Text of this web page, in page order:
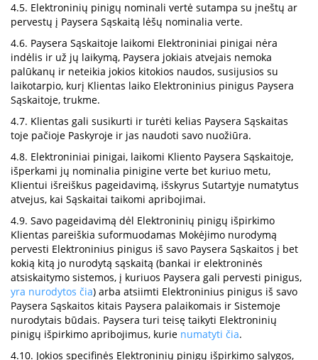
4.5. Elektroninių pinigų nominali vertė sutampa su įneštų ar
pervestų į Paysera Sąskaitą lėšų nominalia verte.
4.6. Paysera Sąskaitoje laikomi Elektroniniai pinigai nėra
indėlis ir už jų laikymą, Paysera jokiais atvejais nemoka
palūkanų ir neteikia jokios kitokios naudos, susijusios su
laikotarpio, kurį Klientas laiko Elektroninius pinigus Paysera
Sąskaitoje, trukme.
4.7. Klientas gali susikurti ir turėti kelias Paysera Sąskaitas
toje pačioje Paskyroje ir jas naudoti savo nuožiūra.
4.8. Elektroniniai pinigai, laikomi Kliento Paysera Sąskaitoje,
išperkami jų nominalia pinigine verte bet kuriuo metu,
Klientui išreiškus pageidavimą, išskyrus Sutartyje numatytus
atvejus, kai Sąskaitai taikomi apribojimai.
4.9. Savo pageidavimą dėl Elektroninių pinigų išpirkimo
Klientas pareiškia suformuodamas Mokėjimo nurodymą
pervesti Elektroninius pinigus iš savo Paysera Sąskaitos į bet
kokią kitą jo nurodytą sąskaitą (bankai ir elektroninės
atsiskaitymo sistemos, į kuriuos Paysera gali pervesti pinigus,
yra nurodytos čia) arba atsiimti Elektroninius pinigus iš savo
Paysera Sąskaitos kitais Paysera palaikomais ir Sistemoje
nurodytais būdais. Paysera turi teisę taikyti Elektroninių
pinigų išpirkimo apribojimus, kurie numatyti čia.
4.10. Jokios specifinės Elektroninių pinigų išpirkimo sąlygos,